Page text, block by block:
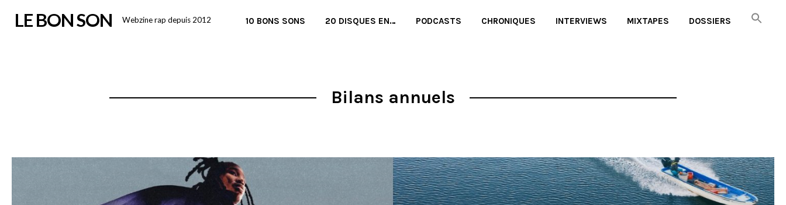
LE BON SON Webzine rap depuis 2012 10 BONS SONS 20 DISQUES EN… PODCASTS CHRONIQUES INTERVIEWS MIXTAPES DOSSIERS
Bilans annuels